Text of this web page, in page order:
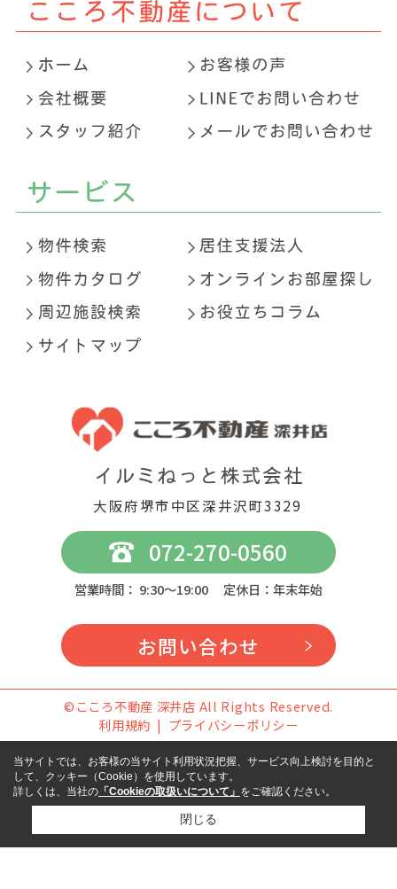
大阪府堺市中区深井沢町3329
072-270-0560
営業時間： 9:30～19:00 定休日：年末年始
お問い合わせ
©こころ不動産 深井店 All Rights Reserved.
利用規約
プライバシーポリシー
当サイトでは、お客様の当サイト利用状況把握、サービス向上検討を目的と
して、クッキー（Cookie）を使用しています。
詳しくは、当社の 「Cookieの取扱いについて」 をご確認ください。
閉じる